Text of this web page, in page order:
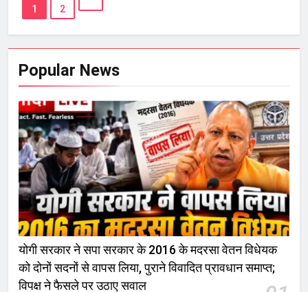
1 2
Popular News
योगी सरकार ने सपा सरकार के 2016 के मदरसा वेतन विधेयक
को दोनों सदनों से वापस लिया, पुराने विवादित प्रावधान समाप्त;
विपक्ष ने फैसले पर उठाए सवाल